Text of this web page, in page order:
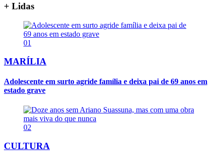
+ Lidas
01
MARÍLIA
Adolescente em surto agride família e deixa pai de 69 anos em
estado grave
02
CULTURA